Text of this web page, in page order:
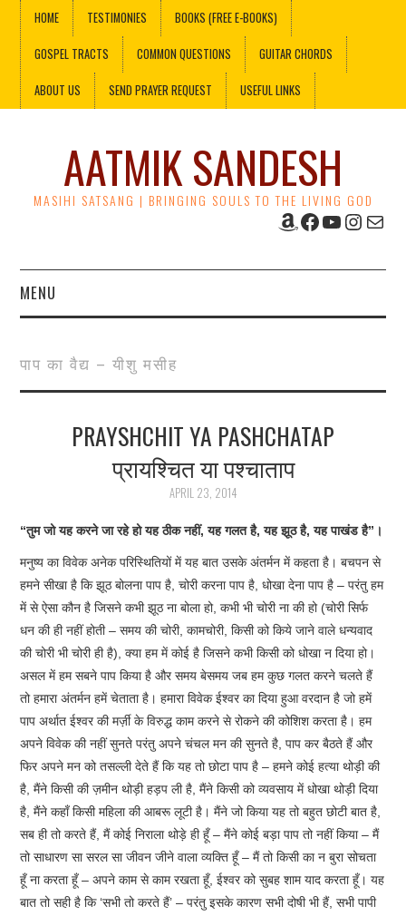
HOME TESTIMONIES BOOKS (FREE E-BOOKS)
GOSPEL TRACTS COMMON QUESTIONS GUITAR CHORDS
ABOUT US SEND PRAYER REQUEST USEFUL LINKS
AATMIK SANDESH
MASIHI SATSANG | BRINGING SOULS TO THE LIVING GOD
Amazon
Facebook
YouTube
Mail
MENU
ARTICLES
HINDI SONGS
COMMON QUESTIONS
CONTACT US
पाप का वैद्य – यीशु मसीह
PRAYSHCHIT YA PASHCHATAP
प्रायश्चित या पश्चाताप
APRIL 23, 2014
“तुम जो यह करने जा रहे हो यह ठीक नहीं, यह गलत है, यह झूठ है, यह पाखंड है”।
मनुष्य का विवेक अनेक परिस्थितियों में यह बात उसके अंतर्मन में कहता है। बचपन से
हमने सीखा है कि झूठ बोलना पाप है, चोरी करना पाप है, धोखा देना पाप है – परंतु हम
में से ऐसा कौन है जिसने कभी झूठ ना बोला हो, कभी भी चोरी ना की हो (चोरी सिर्फ
धन की ही नहीं होती – समय की चोरी, कामचोरी, किसी को किये जाने वाले धन्यवाद
की चोरी भी चोरी ही है), क्या हम में कोई है जिसने कभी किसी को धोखा न दिया हो।
असल में हम सबने पाप किया है और समय बेसमय जब हम कुछ गलत करने चलते हैं
तो हमारा अंतर्मन हमें चेताता है। हमारा विवेक ईश्वर का दिया हुआ वरदान है जो हमें
पाप अर्थात ईश्वर की मर्ज़ी के विरुद्ध काम करने से रोकने की कोशिश करता है। हम
अपने विवेक की नहीं सुनते परंतु अपने चंचल मन की सुनते है, पाप कर बैठते हैं और
फिर अपने मन को तसल्ली देते हैं कि यह तो छोटा पाप है – हमने कोई हत्या थोड़ी की
है, मैंने किसी की ज़मीन थोड़ी हड़प ली है, मैंने किसी को व्यवसाय में धोखा थोड़ी दिया
है, मैंने कहाँ किसी महिला की आबरू लूटी है। मैंने जो किया यह तो बहुत छोटी बात है,
सब ही तो करते हैं, मैं कोई निराला थोड़े ही हूँ – मैंने कोई बड़ा पाप तो नहीं किया – मैं
तो साधारण सा सरल सा जीवन जीने वाला व्यक्ति हूँ – मैं तो किसी का न बुरा सोचता
हूँ ना करता हूँ – अपने काम से काम रखता हूँ, ईश्वर को सुबह शाम याद करता हूँ। यह
बात तो सही है कि ‘सभी तो करते हैं’ – परंतु इसके कारण सभी दोषी भी हैं, सभी पापी